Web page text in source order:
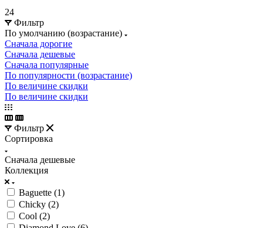
24
Фильтр
По умолчанию (возрастание)
Сначала дорогие
Сначала дешевые
Сначала популярные
По популярности (возрастание)
По величине скидки
По величине скидки
Фильтр
Сортировка
Сначала дешевые
Коллекция
Baguette (1)
Chicky (2)
Cool (2)